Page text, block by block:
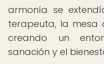
armonía se
terapeuta, la mesa
creando un
sanación y el